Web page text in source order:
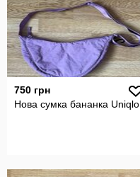
750 грн
Нова сумка бананка Uniqlo